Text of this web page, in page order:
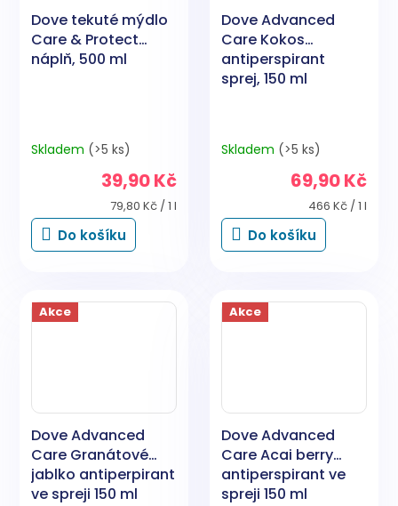
Dove tekuté mýdlo
Care & Protect
náplň, 500 ml
Skladem (>5 ks)
39,90 Kč
Měrná
cena:
79,80 Kč / 1 l
Do košíku
Dove Advanced
Care Kokos
antiperspirant
sprej, 150 ml
Skladem (>5 ks)
69,90 Kč
Měrná
cena:
466 Kč / 1 l
Do košíku
Akce
Dove Advanced
Care Granátové
jablko antiperpirant
ve spreji 150 ml
Akce
Dove Advanced
Care Acai berry
antiperspirant ve
spreji 150 ml